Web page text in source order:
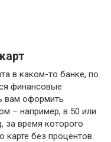
в каком-то банке, по
финансовые
вам оформить
– например, в 50 или
за время которого
без процентов.